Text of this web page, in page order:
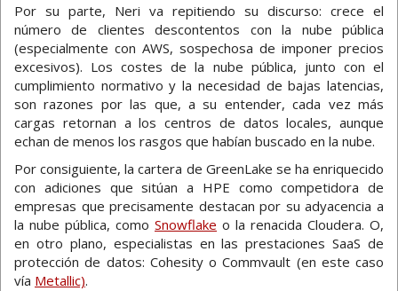
Por su parte, Neri va repitiendo su discurso: crece el
número de clientes descontentos con la nube pública
(especialmente con AWS, sospechosa de imponer precios
excesivos). Los costes de la nube pública, junto con el
cumplimiento normativo y la necesidad de bajas latencias,
son razones por las que, a su entender, cada vez más
cargas retornan a los centros de datos locales, aunque
echan de menos los rasgos que habían buscado en la nube.
Por consiguiente, la cartera de GreenLake se ha enriquecido
con adiciones que sitúan a HPE como competidora de
empresas que precisamente destacan por su adyacencia a
la nube pública, como Snowflake o la renacida Cloudera. O,
en otro plano, especialistas en las prestaciones SaaS de
protección de datos: Cohesity o Commvault (en este caso
vía Metallic).